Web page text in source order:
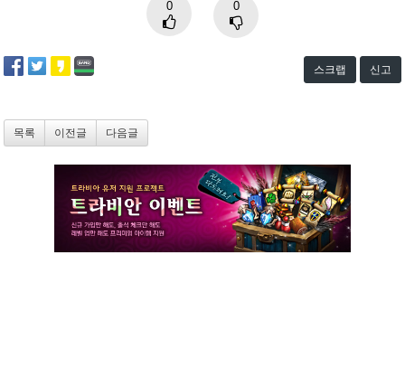
0 0
스크랩 신고
목록 이전글 다음글